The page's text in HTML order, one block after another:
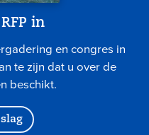
in
en congres in
te zijn dat u over de
beschikt.